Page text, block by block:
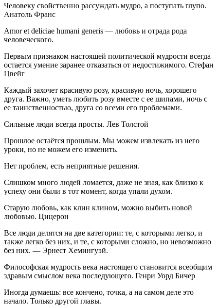
Человеку свойственно рассуждать мудро, а поступать глупо.
Анатоль Франс
Amor et deliciae humani generis — любовь и отрада рода
человеческого.
Первым признаком настоящей политической мудрости всегда
остается умение заранее отказаться от недостижимого. Стефан
Цвейг
Каждый захочет красивую розу, красивую ночь, хорошего
друга. Важно, уметь любить розу вместе с ее шипами, ночь с
ее таинственностью, друга со всеми его проблемами.
Сильные люди всегда просты. Лев Толстой
Прошлое остаётся прошлым. Мы можем извлекать из него
уроки, но не можем его изменить.
Нет проблем, есть неприятные решения.
Слишком много людей ломается, даже не зная, как близко к
успеху они были в тот момент, когда упали духом.
Старую любовь, как клин клином, можно выбить новой
любовью. Цицерон
Все люди делятся на две категории: те, с которыми легко, и
также легко без них, и те, с которыми сложно, но невозможно
без них. — Эрнест Хемингуэй.
Философская мудрость века настоящего становится всеобщим
здравым смыслом века последующего. Генри Уорд Бичер
Иногда думаешь: все кончено, точка, а на самом деле это
начало. Только другой главы.